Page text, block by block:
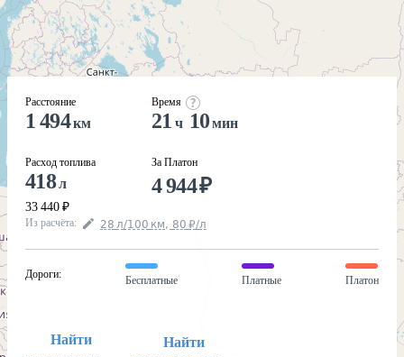
Расстояние
1 494км
Расход топлива
418л
33 440 ₽
Время
21 ч 10 мин
За Платон
4 944₽
Из расчёта: 28 л/100 км, 80 ₽/л
Дороги:
Бесплатные Платные Платон
Найти Найти